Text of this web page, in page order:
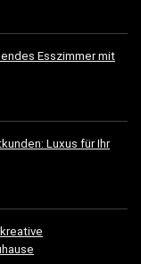
Esszimmer mit
Luxus für Ihr